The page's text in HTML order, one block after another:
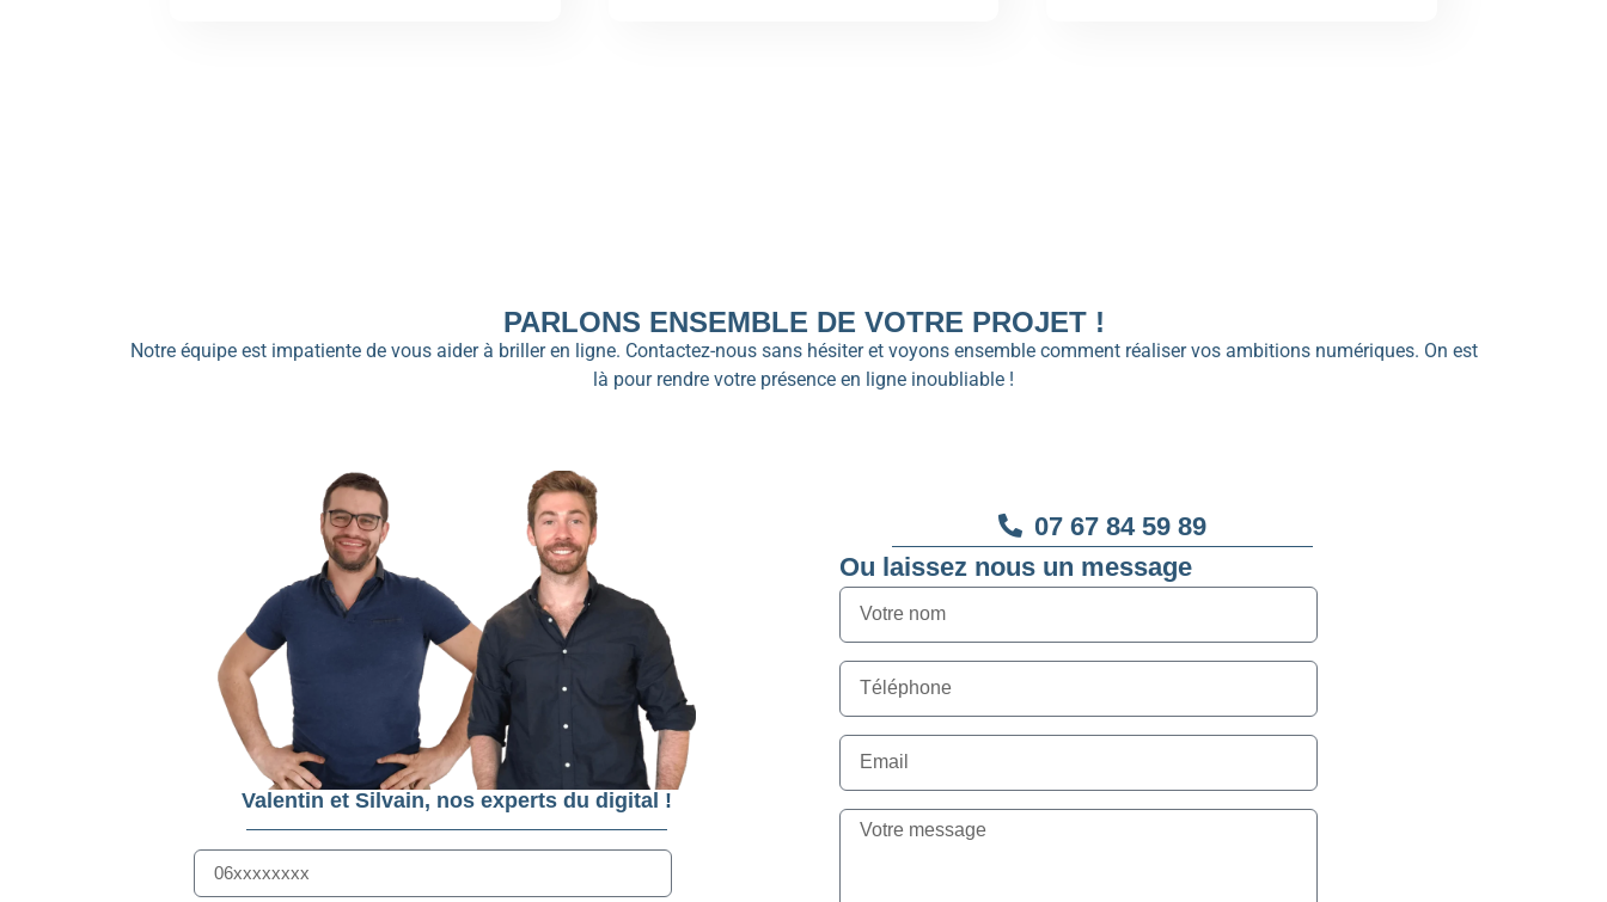
PARLONS ENSEMBLE DE VOTRE PROJET !
Notre équipe est impatiente de vous aider à briller en ligne. Contactez-nous sans hésiter et voyons ensemble comment réaliser vos ambitions numériques. On est
là pour rendre votre présence en ligne inoubliable !
Valentin et Silvain, nos experts du digital !
07 67 84 59 89
Ou laissez nous un message